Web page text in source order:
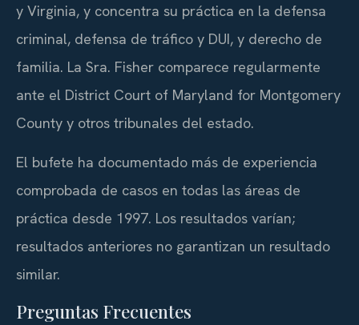
y Virginia, y concentra su práctica en la defensa
criminal, defensa de tráfico y DUI, y derecho de
familia. La Sra. Fisher comparece regularmente
ante el District Court of Maryland for Montgomery
County y otros tribunales del estado.
El bufete ha documentado más de experiencia
comprobada de casos en todas las áreas de
práctica desde 1997. Los resultados varían;
resultados anteriores no garantizan un resultado
similar.
Preguntas Frecuentes